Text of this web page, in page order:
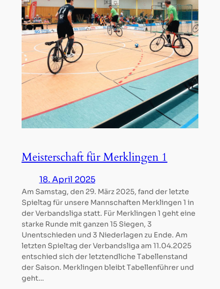
Meisterschaft für Merklingen 1
18. April 2025
Am Samstag, den 29. März 2025, fand der letzte
Spieltag für unsere Mannschaften Merklingen 1 in
der Verbandsliga statt. Für Merklingen 1 geht eine
starke Runde mit ganzen 15 Siegen, 3
Unentschieden und 3 Niederlagen zu Ende. Am
letzten Spieltag der Verbandsliga am 11.04.2025
entschied sich der letztendliche Tabellenstand
der Saison. Merklingen bleibt Tabellenführer und
geht…